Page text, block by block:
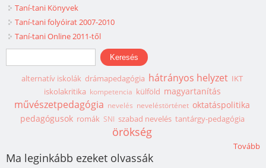
Taní-tani Könyvek
Taní-tani folyóirat 2007-2010
Taní-tani Online 2011-től
Keresés űrlap
Keresés
alternatív iskolák drámapedagógia hátrányos helyzet IKT
iskolakritika kompetencia külföld magyartanítás
művészetpedagógia nevelés neveléstörténet oktatáspolitika
pedagógusok romák SNI szabad nevelés tantárgy-pedagógia
örökség
Tovább
Ma leginkább ezeket olvassák